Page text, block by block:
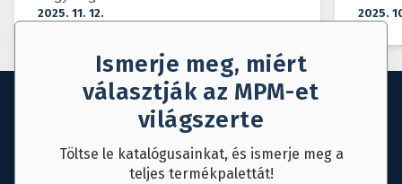
ugyanazon a téren.
2025. 11. 12. 2025.
Ismerje meg, miért
választják az MPM-et
világszerte
Töltse le katalógusainkat, és ismerje meg a
teljes termékpalettát!